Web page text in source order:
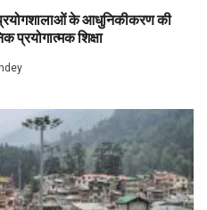
प्रयोगशालाओं के आधुनिकीकरण की
प्रयोगात्मक शिक्षा